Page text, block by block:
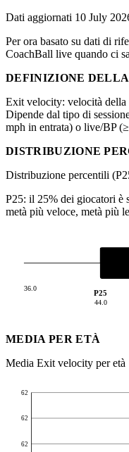
Dati aggiornati 10 July
Per ora basato su dati di
CoachBall live quando ci
DEFINIZIONE
Exit velocity: velocità della
Dipende dal tipo di
mph in entrata) o live/BP
DISTRIBUZIONE
Distribuzione percentili
P25: il 25% dei giocatori è
metà più veloce, metà più
36.0
P25
44.0
MEDIA PER ETÀ
Media Exit velocity per età
62
62
62